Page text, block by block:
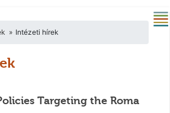
Intézeti hírek
Targeting the Roma